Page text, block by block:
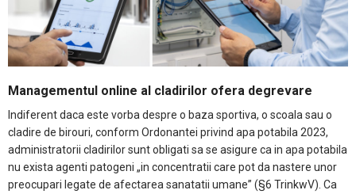
Managementul online al cladirilor ofera degrevare
Indiferent daca este vorba despre o baza sportiva, o scoala sau o
cladire de birouri, conform Ordonantei privind apa potabila 2023,
administratorii cladirilor sunt obligati sa se asigure ca in apa potabila
nu exista agenti patogeni „in concentratii care pot da nastere unor
preocupari legate de afectarea sanatatii umane” (§6 TrinkwV). Ca